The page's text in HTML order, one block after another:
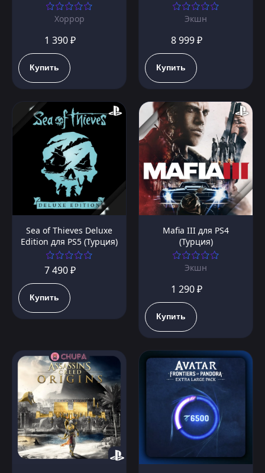
Хоррор
1 390 ₽
Купить
Экшн
8 999 ₽
Купить
Sea of Thieves Deluxe
Edition для PS5 (Турция)
7 490 ₽
Купить
Mafia III для PS4
(Турция)
Экшн
1 290 ₽
Купить